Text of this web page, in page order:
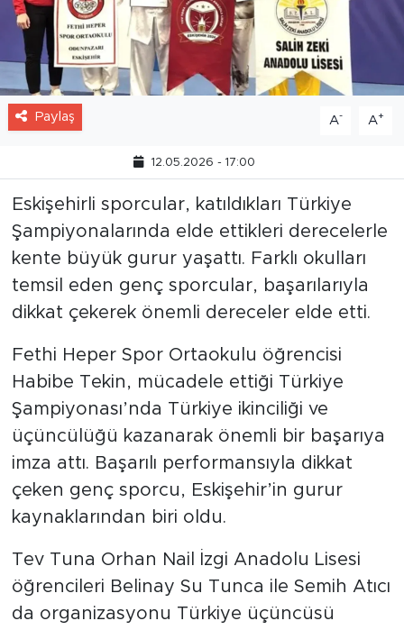
Paylaş A- A+
12.05.2026 - 17:00
Eskişehirli sporcular, katıldıkları Türkiye
Şampiyonalarında elde ettikleri derecelerle
kente büyük gurur yaşattı. Farklı okulları
temsil eden genç sporcular, başarılarıyla
dikkat çekerek önemli dereceler elde etti.
Fethi Heper Spor Ortaokulu öğrencisi
Habibe Tekin, mücadele ettiği Türkiye
Şampiyonası’nda Türkiye ikinciliği ve
üçüncülüğü kazanarak önemli bir başarıya
imza attı. Başarılı performansıyla dikkat
çeken genç sporcu, Eskişehir’in gurur
kaynaklarından biri oldu.
Tev Tuna Orhan Nail İzgi Anadolu Lisesi
öğrencileri Belinay Su Tunca ile Semih Atıcı
da organizasyonu Türkiye üçüncüsü